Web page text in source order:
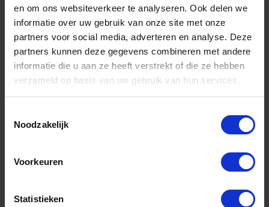
en om ons websiteverkeer te analyseren. Ook delen we
informatie over uw gebruik van onze site met onze
partners voor social media, adverteren en analyse. Deze
partners kunnen deze gegevens combineren met andere
informatie die u aan ze heeft verstrekt of die ze hebben
verzameld op basis van uw gebruik van hun services.
Noodzakelijk
Voorkeuren
Statistieken
Artikelnummer merk: 0880516